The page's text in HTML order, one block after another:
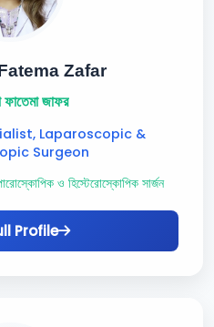
Zafar
ফাতেমা জাফর
Laparoscopic &
Surgeon
ও হিস্টেরোস্কোপিক সার্জন
Profile